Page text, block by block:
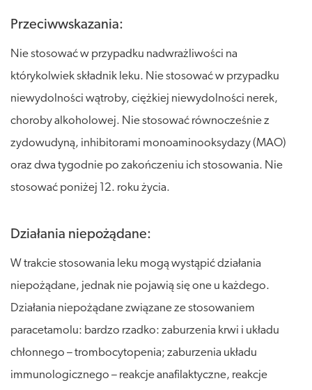
Przeciwwskazania:
Nie stosować w przypadku nadwrażliwości na
którykolwiek składnik leku. Nie stosować w przypadku
niewydolności wątroby, ciężkiej niewydolności nerek,
choroby alkoholowej. Nie stosować równocześnie z
zydowudyną, inhibitorami monoaminooksydazy (MAO)
oraz dwa tygodnie po zakończeniu ich stosowania. Nie
stosować poniżej 12. roku życia.
Działania niepożądane:
W trakcie stosowania leku mogą wystąpić działania
niepożądane, jednak nie pojawią się one u każdego.
Działania niepożądane związane ze stosowaniem
paracetamolu: bardzo rzadko: zaburzenia krwi i układu
chłonnego – trombocytopenia; zaburzenia układu
immunologicznego – reakcje anafilaktyczne, reakcje